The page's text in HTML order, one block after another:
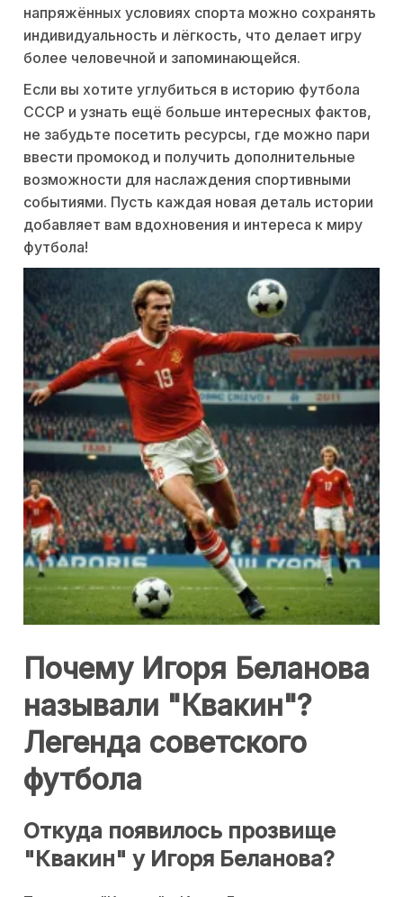
напряжённых условиях спорта можно сохранять
индивидуальность и лёгкость, что делает игру
более человечной и запоминающейся.
Если вы хотите углубиться в историю футбола
СССР и узнать ещё больше интересных фактов,
не забудьте посетить ресурсы, где можно пари
ввести промокод и получить дополнительные
возможности для наслаждения спортивными
событиями. Пусть каждая новая деталь истории
добавляет вам вдохновения и интереса к миру
футбола!
Почему Игоря Беланова
называли "Квакин"?
Легенда советского
футбола
Откуда появилось прозвище
"Квакин" у Игоря Беланова?